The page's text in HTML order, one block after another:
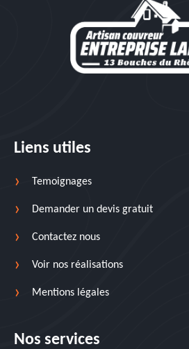
Liens utiles
Temoignages
Demander un devis gratuit
Contactez nous
Voir nos réalisations
Mentions légales
Nos services